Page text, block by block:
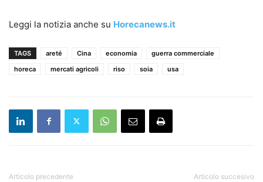
Leggi la notizia anche su Horecanews.it
TAGS areté Cina economia
guerra commerciale
horeca
mercati agricoli riso soia usa
Articolo precedente Articolo succesivo